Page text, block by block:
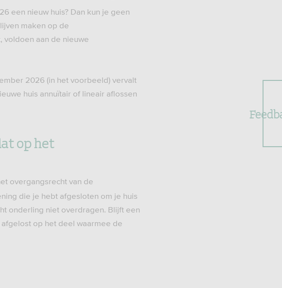
een nieuw huis? Dan kun je geen
maken op de
voldoen aan de nieuwe
2026 (in het voorbeeld) vervalt
huis annuïtair of lineair aflossen
op het
overgangsrecht van de
die je hebt afgesloten om je huis
onderling niet overdragen. Blijft een
op het deel waarmee de